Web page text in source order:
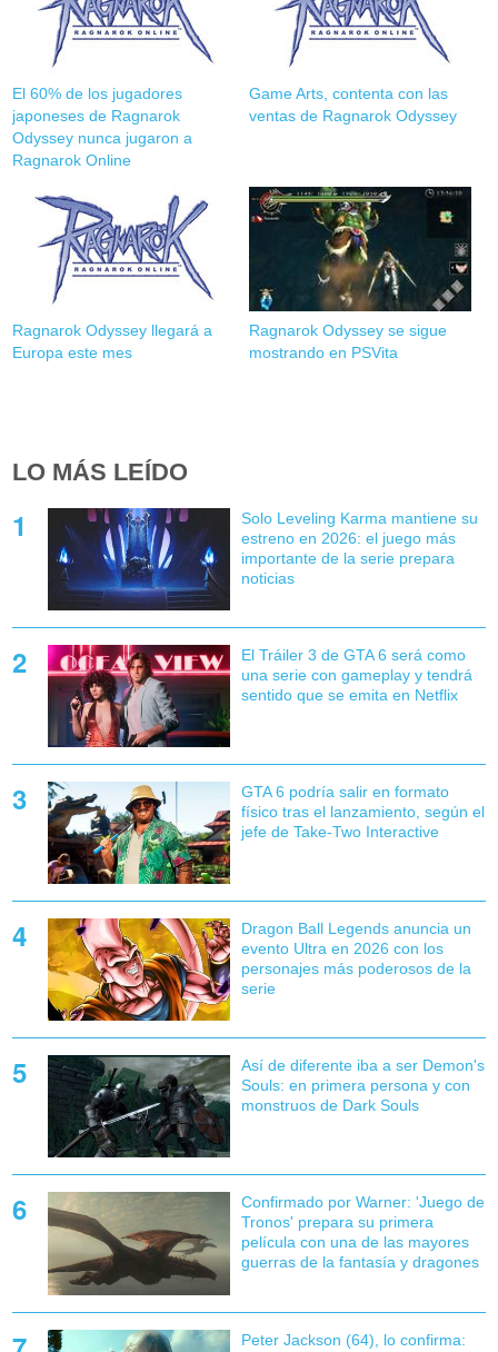
El 60% de los jugadores
japoneses de Ragnarok
Odyssey nunca jugaron a
Ragnarok Online
Game Arts, contenta con las
ventas de Ragnarok Odyssey
Ragnarok Odyssey llegará a
Europa este mes
Ragnarok Odyssey se sigue
mostrando en PSVita
LO MÁS LEÍDO
Solo Leveling Karma mantiene su
estreno en 2026: el juego más
importante de la serie prepara
noticias
El Tráiler 3 de GTA 6 será como
una serie con gameplay y tendrá
sentido que se emita en Netflix
GTA 6 podría salir en formato
físico tras el lanzamiento, según el
jefe de Take-Two Interactive
Dragon Ball Legends anuncia un
evento Ultra en 2026 con los
personajes más poderosos de la
serie
Así de diferente iba a ser Demon's
Souls: en primera persona y con
monstruos de Dark Souls
Confirmado por Warner: 'Juego de
Tronos' prepara su primera
película con una de las mayores
guerras de la fantasía y dragones
Peter Jackson (64), lo confirma: